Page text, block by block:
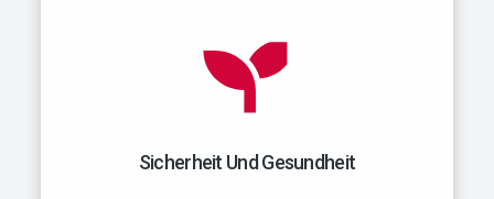
Sicherheit Und Gesundheit